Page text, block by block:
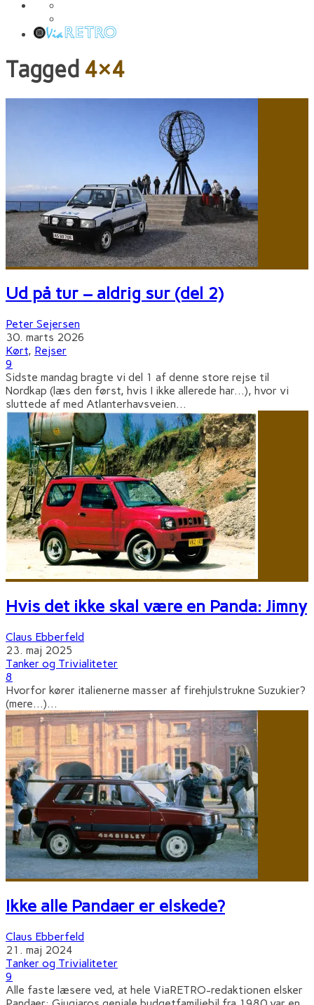
Tagged 4×4
Ud på tur – aldrig sur (del 2)
Peter Sejersen
30. marts 2026
Kørt, Rejser
9
Sidste mandag bragte vi del 1 af denne store rejse til
Nordkap (læs den først, hvis I ikke allerede har...), hvor vi
sluttede af med Atlanterhavsveien...
Hvis det ikke skal være en Panda: Jimny
Claus Ebberfeld
23. maj 2025
Tanker og Trivialiteter
8
Hvorfor kører italienerne masser af firehjulstrukne Suzukier?
(mere…)...
Ikke alle Pandaer er elskede?
Claus Ebberfeld
21. maj 2024
Tanker og Trivialiteter
9
Alle faste læsere ved, at hele ViaRETRO-redaktionen elsker